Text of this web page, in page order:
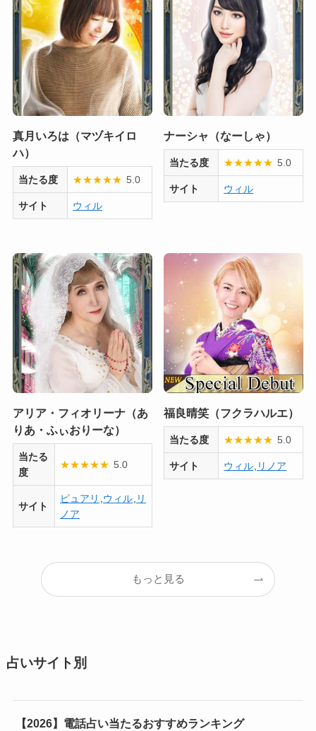
真月いろは（マヅキイロ
ハ）
当たる度 ★★★★★ 5.0
サイト ウィル
ナーシャ（なーしゃ）
当たる度 ★★★★★ 5.0
サイト ウィル
アリア・フィオリーナ（あ
りあ・ふぃおりーな）
当たる
度
★★★★★ 5.0
サイト
ピュアリ ,ウィル, リ
ノア
福良晴笑（フクラハルエ）
当たる度 ★★★★★ 5.0
サイト ウィル, リノア
もっと見る
占いサイト別
【2026】電話占い当たるおすすめランキング